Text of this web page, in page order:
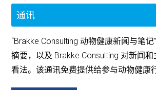
通讯
“Brakke Consulting 动物健康新闻与笔
摘要，以及 Brakke Consulting 对新闻
看法。该通讯免费提供给参与动物健康